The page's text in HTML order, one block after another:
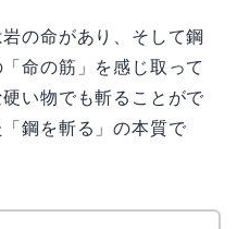
の命があり、そして鋼
命の筋」を感じ取って
い物でも斬ることがで
鋼を斬る」の本質で